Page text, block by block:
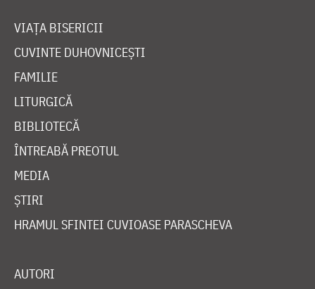
VIAȚA BISERICII
CUVINTE DUHOVNICEȘTI
FAMILIE
LITURGICĂ
BIBLIOTECĂ
ÎNTREABĂ PREOTUL
MEDIA
ȘTIRI
HRAMUL SFINTEI CUVIOASE PARASCHEVA
AUTORI